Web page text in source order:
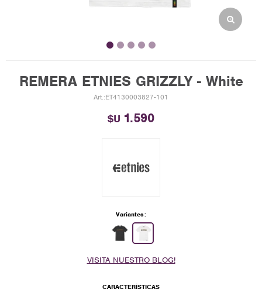
REMERA ETNIES GRIZZLY - White
ET4130003827-101
$U 1.590
Variantes:
VISITA NUESTRO BLOG!
CARACTERÍSTICAS